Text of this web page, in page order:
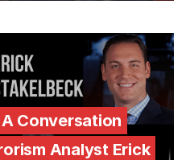
Conversation
Analyst Erick